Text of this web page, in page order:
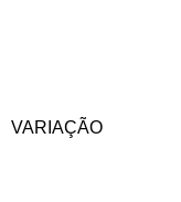
VARIAÇÃO